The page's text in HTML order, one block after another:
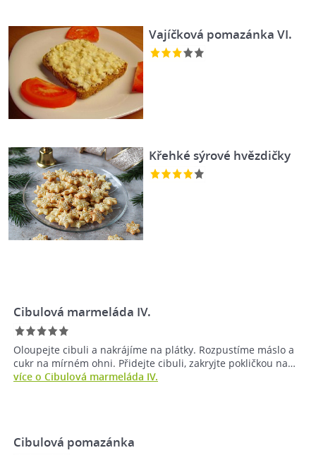
Vajíčková pomazánka VI.
Křehké sýrové hvězdičky
Cibulová marmeláda IV.
Oloupejte cibuli a nakrájíme na plátky. Rozpustíme máslo a
cukr na mírném ohni. Přidejte cibuli, zakryjte pokličkou na…
více o Cibulová marmeláda IV.
Cibulová pomazánka